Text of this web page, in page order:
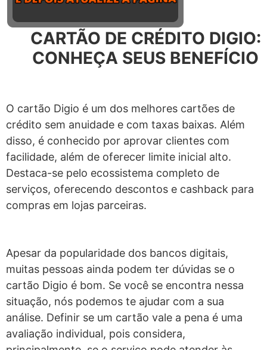
CARTÃO DE CRÉDITO DIGIO:
CONHEÇA SEUS BENEFÍCIO
O cartão Digio é um dos melhores cartões de
crédito sem anuidade e com taxas baixas. Além
disso, é conhecido por aprovar clientes com
facilidade, além de oferecer limite inicial alto.
Destaca-se pelo ecossistema completo de
serviços, oferecendo descontos e cashback para
compras em lojas parceiras.
Apesar da popularidade dos bancos digitais,
muitas pessoas ainda podem ter dúvidas se o
cartão Digio é bom. Se você se encontra nessa
situação, nós podemos te ajudar com a sua
análise. Definir se um cartão vale a pena é uma
avaliação individual, pois considera,